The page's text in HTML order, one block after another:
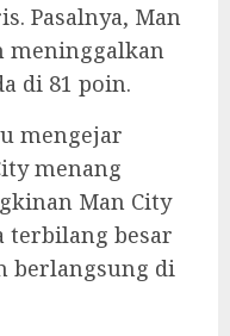
Pasalnya, Man
meninggalkan
di 81 poin.
mengejar
menang
Man City
terbilang besar
berlangsung di